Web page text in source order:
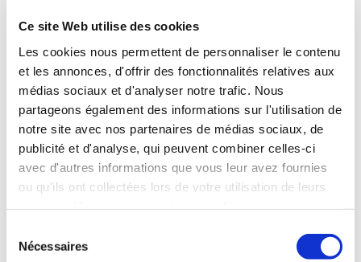
Ce site Web utilise des cookies
Les cookies nous permettent de personnaliser le contenu
et les annonces, d'offrir des fonctionnalités relatives aux
médias sociaux et d'analyser notre trafic. Nous
partageons également des informations sur l'utilisation de
notre site avec nos partenaires de médias sociaux, de
publicité et d'analyse, qui peuvent combiner celles-ci
avec d'autres informations que vous leur avez fournies
ou qu'ils ont collectées lors de votre utilisation de leurs
Nécessaires
La Tribune du 6 février 2026
ESPACE
SpaceX vise la Lune
Elon Musk a annoncé que SpaceX donnait désormais la
priorité à l’établissement d’une base lunaire, reléguant la
colonisation de Mars au 2nd plan. Selon lui, une ville
ans, contre plus de 20 pour Mars, dont l’accès est limité par